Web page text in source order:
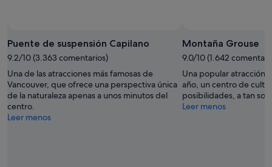
Puente de suspensión Capilano
9.2/10 (3.363 comentarios)
Una de las atracciones más famosas de
Vancouver, que ofrece una perspectiva única
de la naturaleza apenas a unos minutos del
centro.
Leer menos
Montaña Grouse
9.0/10 (1.642
Una popular atracción
año, un centro de
posibilidades, a tan
Leer menos